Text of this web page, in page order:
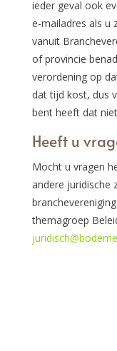
ieder geval ook
e-mailadres als u
vanuit
of provincie
verordening op
dat tijd kost, dus
bent heeft dat
Heeft u
Mocht u vragen
andere juridische
themagroep